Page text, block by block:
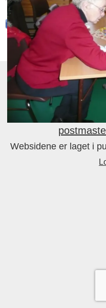
Aune Grendelag,
41634560 /
Websidene er laget i